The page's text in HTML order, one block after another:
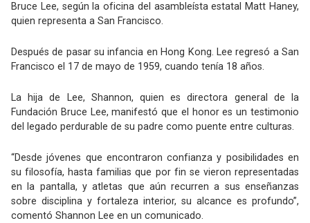
Bruce Lee, según la oficina del asambleísta estatal Matt Haney,
quien representa a San Francisco.
Después de pasar su infancia en Hong Kong. Lee regresó a San
Francisco el 17 de mayo de 1959, cuando tenía 18 años.
La hija de Lee, Shannon, quien es directora general de la
Fundación Bruce Lee, manifestó que el honor es un testimonio
del legado perdurable de su padre como puente entre culturas.
“Desde jóvenes que encontraron confianza y posibilidades en
su filosofía, hasta familias que por fin se vieron representadas
en la pantalla, y atletas que aún recurren a sus enseñanzas
sobre disciplina y fortaleza interior, su alcance es profundo”,
comentó Shannon Lee en un comunicado.